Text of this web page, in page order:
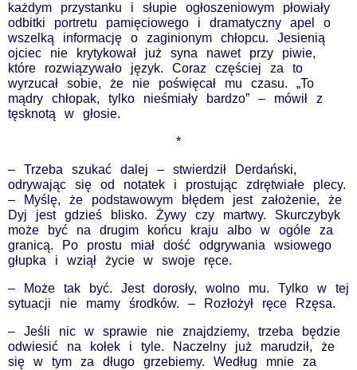
każdym przystanku i słupie ogłoszeniowym płowiały
odbitki portretu pamięciowego i dramatyczny apel o
wszelką informację o zaginionym chłopcu. Jesienią
ojciec nie krytykował już syna nawet przy piwie,
które rozwiązywało język. Coraz częściej za to
wyrzucał sobie, że nie poświęcał mu czasu. „To
mądry chłopak, tylko nieśmiały bardzo” – mówił z
tęsknotą w głosie.
*
– Trzeba szukać dalej – stwierdził Derdański,
odrywając się od notatek i prostując zdrętwiałe plecy.
– Myślę, że podstawowym błędem jest założenie, że
Dyj jest gdzieś blisko. Żywy czy martwy. Skurczybyk
może być na drugim końcu kraju albo w ogóle za
granicą. Po prostu miał dość odgrywania wsiowego
głupka i wziął życie w swoje ręce.
– Może tak być. Jest dorosły, wolno mu. Tylko w tej
sytuacji nie mamy środków. – Rozłożył ręce Rzęsa.
– Jeśli nic w sprawie nie znajdziemy, trzeba będzie
odwiesić na kołek i tyle. Naczelny już marudził, że
się w tym za długo grzebiemy. Według mnie za